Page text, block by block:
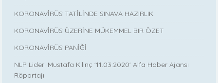
KORONAVİRÜS TATİLİNDE SINAVA HAZIRLIK
KORONAVİRÜS ÜZERİNE MÜKEMMEL BIR ÖZET
KORONAVİRÜS PANİĞİ
NLP Lideri Mustafa Kılınç '11.03.2020' Alfa Haber Ajansı
Röportajı